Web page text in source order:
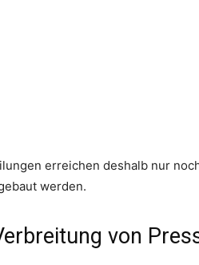
erreichen deshalb nur
werden.
von